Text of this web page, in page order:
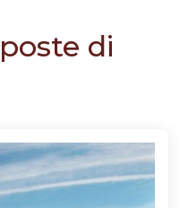
di